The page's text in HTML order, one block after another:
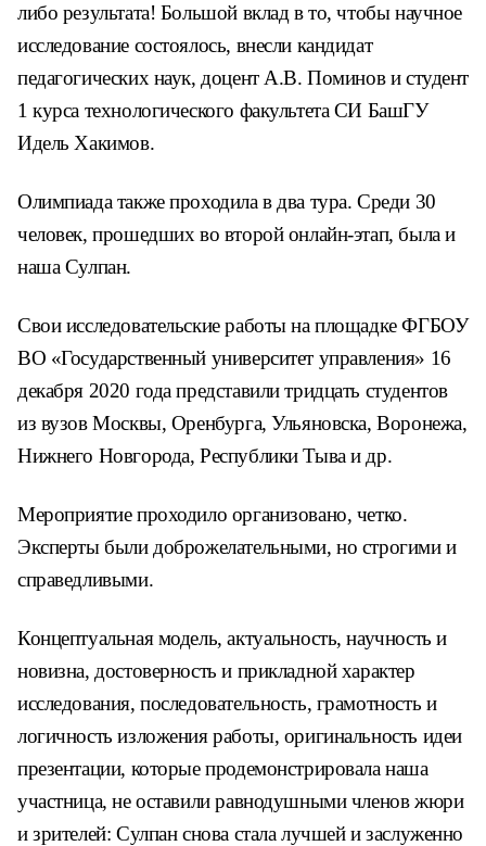
либо результата! Большой вклад в то, чтобы научное
исследование состоялось, внесли кандидат
педагогических наук, доцент А.В. Поминов и студент
1 курса технологического факультета СИ БашГУ
Идель Хакимов.
Олимпиада также проходила в два тура. Среди 30
человек, прошедших во второй онлайн-этап, была и
наша Сулпан.
Свои исследовательские работы на площадке ФГБОУ
ВО «Государственный университет управления» 16
декабря 2020 года представили тридцать студентов
из вузов Москвы, Оренбурга, Ульяновска, Воронежа,
Нижнего Новгорода, Республики Тыва и др.
Мероприятие проходило организовано, четко.
Эксперты были доброжелательными, но строгими и
справедливыми.
Концептуальная модель, актуальность, научность и
новизна, достоверность и прикладной характер
исследования, последовательность, грамотность и
логичность изложения работы, оригинальность идеи
презентации, которые продемонстрировала наша
участница, не оставили равнодушными членов жюри
и зрителей: Сулпан снова стала лучшей и заслуженно